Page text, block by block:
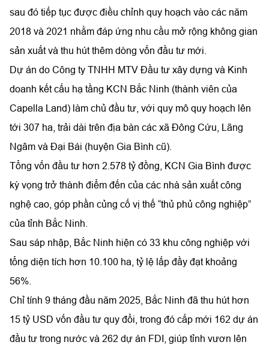
sau đó tiếp tục được điều chỉnh quy hoạch vào các năm
2018 và 2021 nhằm đáp ứng nhu cầu mở rộng không gian
sản xuất và thu hút thêm dòng vốn đầu tư mới.
Dự án do Công ty TNHH MTV Đầu tư xây dựng và Kinh
doanh kết cấu hạ tầng KCN Bắc Ninh (thành viên của
Capella Land) làm chủ đầu tư, với quy mô quy hoạch lên
tới 307 ha, trải dài trên địa bàn các xã Đông Cứu, Lãng
Ngâm và Đại Bái (huyện Gia Bình cũ).
Tổng vốn đầu tư hơn 2.578 tỷ đồng, KCN Gia Bình được
kỳ vọng trở thành điểm đến của các nhà sản xuất công
nghệ cao, góp phần củng cố vị thế “thủ phủ công nghiệp”
của tỉnh Bắc Ninh.
Sau sáp nhập, Bắc Ninh hiện có 33 khu công nghiệp với
tổng diện tích hơn 10.100 ha, tỷ lệ lấp đầy đạt khoảng
56%.
Chỉ tính 9 tháng đầu năm 2025, Bắc Ninh đã thu hút hơn
15 tỷ USD vốn đầu tư quy đổi, trong đó cấp mới 162 dự án
đầu tư trong nước và 262 dự án FDI, giúp tỉnh vươn lên